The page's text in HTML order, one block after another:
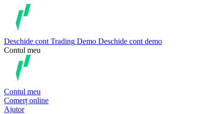
Deschide cont Trading Demo Deschide cont demo
Contul meu
Contul meu
Comerț online
Ajutor